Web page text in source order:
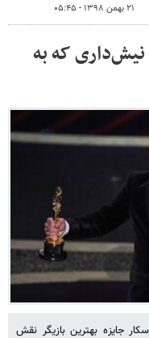
۲۱ بهمن ۱۳۹۸ - ۰۵:۴۵
که به
جایزه بهترین بازیگر نقش